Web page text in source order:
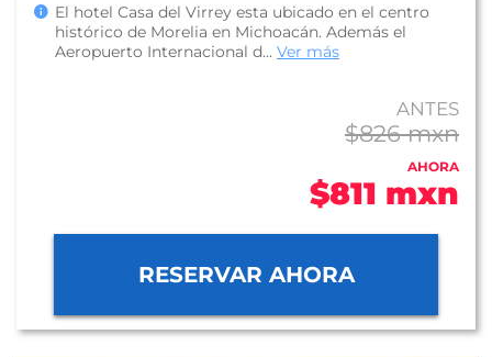
El hotel Casa del Virrey esta ubicado en el centro
histórico de Morelia en Michoacán. Además el
Aeropuerto Internacional d... Ver más
ANTES
$826 mxn
AHORA
$811 mxn
RESERVAR AHORA